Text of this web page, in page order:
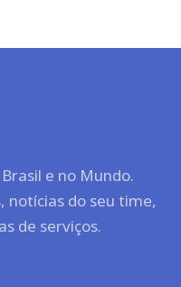
e no Mundo.
notícias do seu time,
de serviços.